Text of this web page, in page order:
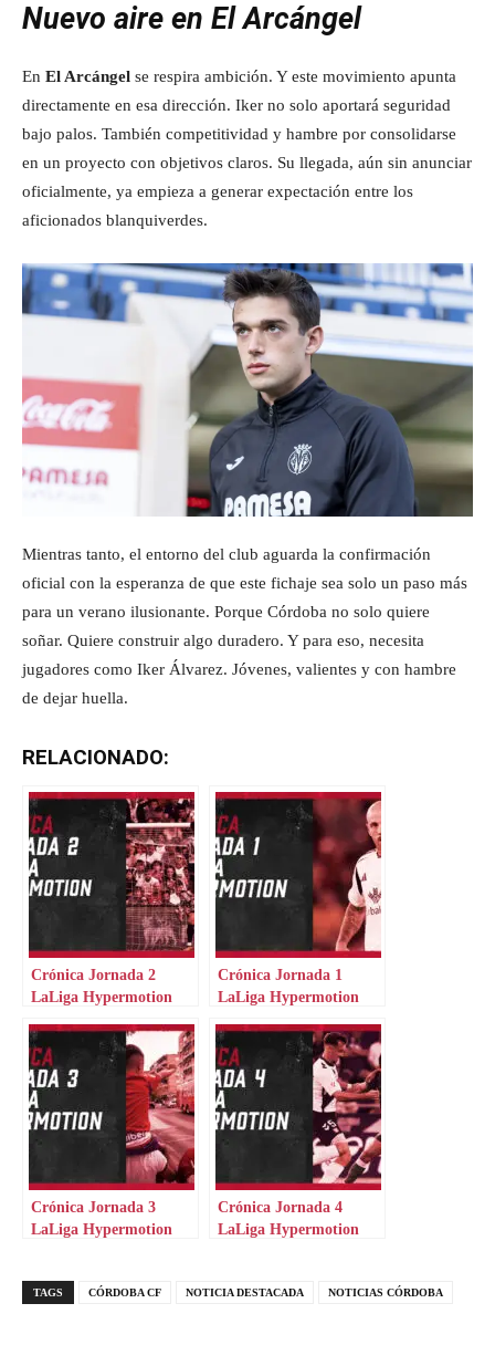
Nuevo aire en El Arcángel
En El Arcángel se respira ambición. Y este movimiento apunta
directamente en esa dirección. Iker no solo aportará seguridad
bajo palos. También competitividad y hambre por consolidarse
en un proyecto con objetivos claros. Su llegada, aún sin anunciar
oficialmente, ya empieza a generar expectación entre los
aficionados blanquiverdes.
Mientras tanto, el entorno del club aguarda la confirmación
oficial con la esperanza de que este fichaje sea solo un paso más
para un verano ilusionante. Porque Córdoba no solo quiere
soñar. Quiere construir algo duradero. Y para eso, necesita
jugadores como Iker Álvarez. Jóvenes, valientes y con hambre
de dejar huella.
RELACIONADO:
Crónica Jornada 2
LaLiga Hypermotion
Crónica Jornada 1
LaLiga Hypermotion
Crónica Jornada 3
LaLiga Hypermotion
Crónica Jornada 4
LaLiga Hypermotion
TAGS CÓRDOBA CF NOTICIA DESTACADA NOTICIAS CÓRDOBA